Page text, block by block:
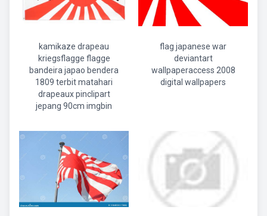
kamikaze drapeau
kriegsflagge flagge
bandeira japao bendera
1809 terbit matahari
drapeaux pinclipart
jepang 90cm imgbin
flag japanese war
deviantart
wallpaperaccess 2008
digital wallpapers